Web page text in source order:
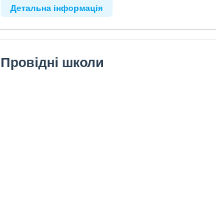
Детальна інформація
Провідні школи